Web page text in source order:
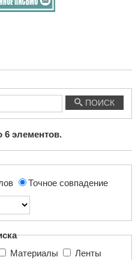
ПОИСК
6 элементов.
Точное совпадение
Материалы